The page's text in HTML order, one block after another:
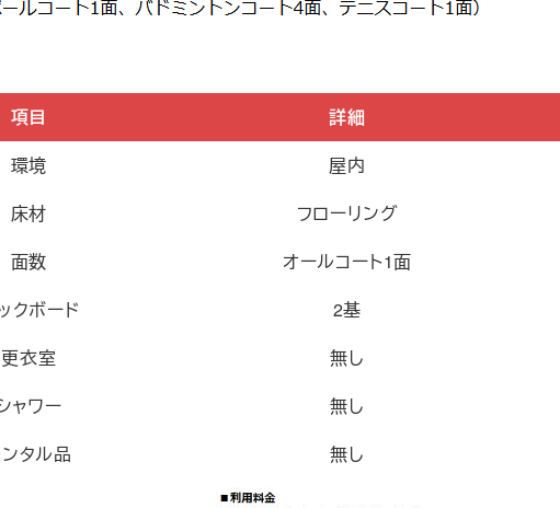
項目
詳細
環境
屋内
床材
フローリング
面数
オールコート1面
クボード
2基
更衣室
無し
ャワー
無し
タル品
無し